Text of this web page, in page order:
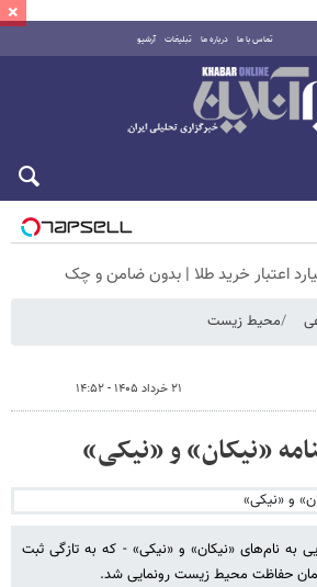
تماس با ما درباره ما تبلیغات آرشیو
۱۴۰۵
محیط زیست
۲۱ خرداد ۱۴۰۵ - ۱۴:۵۲
«نیکان» و «نیکی»
به نام‌های «نیکان» و «نیکی» - که به تازگی ثبت
حفاظت محیط زیست رونمایی شد.
×